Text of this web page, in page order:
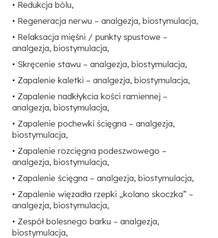
• Redukcja bólu,
• Regeneracja nerwu – analgezja, biostymulacja,
• Relaksacja mięśni / punkty spustowe –
analgezja, biostymulacja,
• Skręcenie stawu – analgezja, biostymulacja,
• Zapalenie kaletki – analgezja, biostymulacja,
• Zapalenie nadkłykcia kości ramiennej –
analgezja, biostymulacja,
• Zapalenie pochewki ścięgna – analgezja,
biostymulacja,
• Zapalenie rozcięgna podeszwowego –
analgezja, biostymulacja,
• Zapalenie ścięgna – analgezja, biostymulacja,
• Zapalenie więzadła rzepki „kolano skoczka” –
analgezja, biostymulacja,
• Zespół bolesnego barku – analgezja,
biostymulacja,